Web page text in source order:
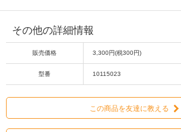
その他の詳細情報
販売価格 3,300円(税300円)
型番 10115023
この商品を友達に教える